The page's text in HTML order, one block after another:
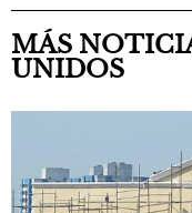
MÁS
UNIDOS